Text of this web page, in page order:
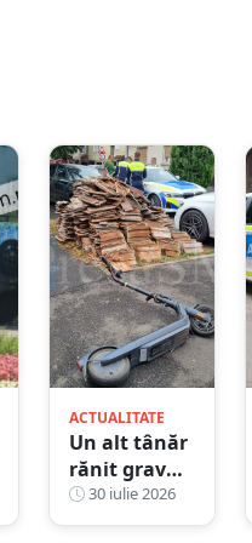
ACTUALITATE
Un alt tânăr
rănit grav
după ce a
căzut cu
30 iulie 2026